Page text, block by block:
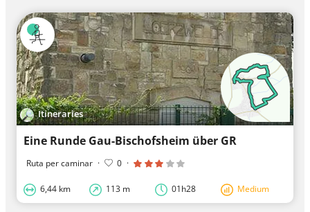
Itineraries
Eine Runde Gau-Bischofsheim über GR
Ruta per caminar · 0 ·
6,44 km 113 m 01h28 Medium